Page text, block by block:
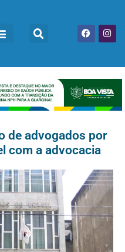
de advogados por
com a advocacia